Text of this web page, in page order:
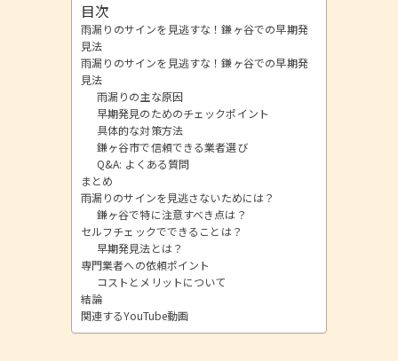
目次
雨漏りのサインを見逃すな！鎌ヶ谷での早期発
見法
雨漏りのサインを見逃すな！鎌ヶ谷での早期発
見法
雨漏りの主な原因
早期発見のためのチェックポイント
具体的な対策方法
鎌ヶ谷市で信頼できる業者選び
Q&A: よくある質問
まとめ
雨漏りのサインを見逃さないためには？
鎌ヶ谷で特に注意すべき点は？
セルフチェックでできることは？
早期発見法とは？
専門業者への依頼ポイント
コストとメリットについて
結論
関連するYouTube動画